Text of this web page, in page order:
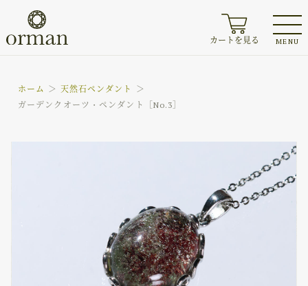
カートを見る MENU
ホーム
天然石ペンダント
ガーデンクオーツ・ペンダント［No.3］